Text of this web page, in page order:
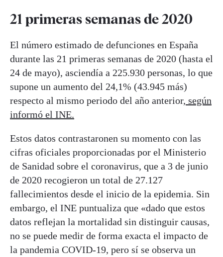
21 primeras semanas de 2020
El número estimado de defunciones en España
durante las 21 primeras semanas de 2020 (hasta el
24 de mayo), asciendía a 225.930 personas, lo que
supone un aumento del 24,1% (43.945 más)
respecto al mismo periodo del año anterior, según
informó el INE.
Estos datos contrastaronen su momento con las
cifras oficiales proporcionadas por el Ministerio
de Sanidad sobre el coronavirus, que a 3 de junio
de 2020 recogieron un total de 27.127
fallecimientos desde el inicio de la epidemia. Sin
embargo, el INE puntualiza que «dado que estos
datos reflejan la mortalidad sin distinguir causas,
no se puede medir de forma exacta el impacto de
la pandemia COVID-19, pero sí se observa un